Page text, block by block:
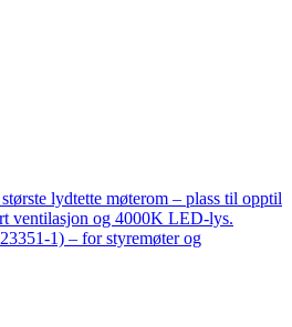
lydtette møterom – plass til opptil
ventilasjon og 4000K LED-lys.
1) – for styremøter og